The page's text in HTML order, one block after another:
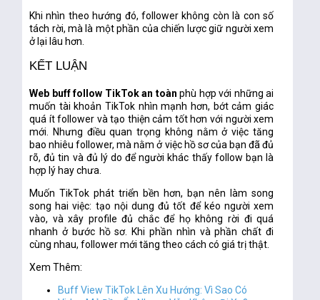
Khi nhìn theo hướng đó, follower không còn là con số
tách rời, mà là một phần của chiến lược giữ người xem
ở lại lâu hơn.
KẾT LUẬN
Web buff follow TikTok an toàn phù hợp với những ai
muốn tài khoản TikTok nhìn mạnh hơn, bớt cảm giác
quá ít follower và tạo thiện cảm tốt hơn với người xem
mới. Nhưng điều quan trọng không nằm ở việc tăng
bao nhiêu follower, mà nằm ở việc hồ sơ của bạn đã đủ
rõ, đủ tin và đủ lý do để người khác thấy follow bạn là
hợp lý hay chưa.
Muốn TikTok phát triển bền hơn, bạn nên làm song
song hai việc: tạo nội dung đủ tốt để kéo người xem
vào, và xây profile đủ chắc để họ không rời đi quá
nhanh ở bước hồ sơ. Khi phần nhìn và phần chất đi
cùng nhau, follower mới tăng theo cách có giá trị thật.
Xem Thêm:
Buff View TikTok Lên Xu Hướng: Vì Sao Có